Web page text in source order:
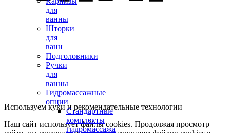
для
ванны
Шторки
для
ванн
Подголовники
Ручки
для
ванны
Гидромассажные
опции
Стандартные
комплекты
гидромассажа
Используем куки и рекомендательные технологии
Наш сайт использует файлы cookies. Продолжая просмотр